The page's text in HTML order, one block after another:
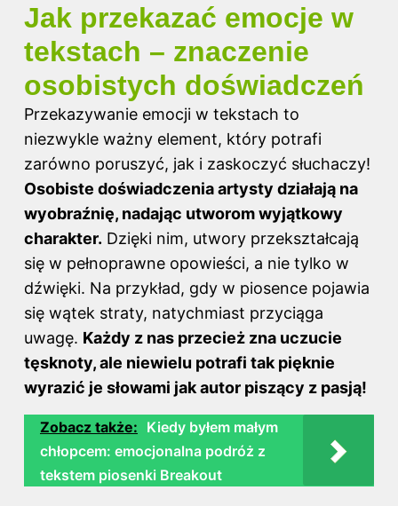
Jak przekazać emocje w
tekstach – znaczenie
osobistych doświadczeń
Przekazywanie emocji w tekstach to
niezwykle ważny element, który potrafi
zarówno poruszyć, jak i zaskoczyć słuchaczy!
Osobiste doświadczenia artysty działają na
wyobraźnię, nadając utworom wyjątkowy
charakter. Dzięki nim, utwory przekształcają
się w pełnoprawne opowieści, a nie tylko w
dźwięki. Na przykład, gdy w piosence pojawia
się wątek straty, natychmiast przyciąga
uwagę. Każdy z nas przecież zna uczucie
tęsknoty, ale niewielu potrafi tak pięknie
wyrazić je słowami jak autor piszący z pasją!
Zobacz także: Kiedy byłem małym
chłopcem: emocjonalna podróż z
tekstem piosenki Breakout